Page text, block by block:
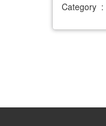
Category :